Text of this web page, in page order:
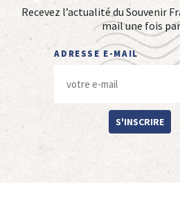
Recevez l’actualité du Souvenir
mail une fois
ADRESSE E-MAIL
S'INSCRIRE